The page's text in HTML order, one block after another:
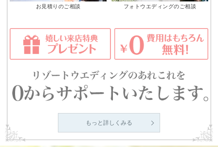
お見積りのご相談 フォトウエディングのご相談
もっと詳しくみる